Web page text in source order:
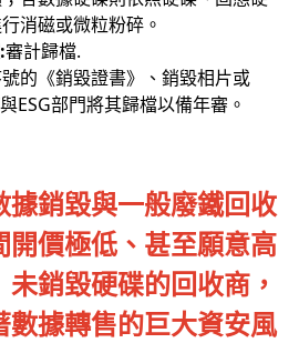
消磁或微粒粉碎。
審計歸檔.
的《銷毀證書》、銷毀相片或
ESG部門將其歸檔以備年審。
據銷毀與一般廢鐵回收
開價極低、甚至願意高
銷毀硬碟的回收商，
數據轉售的巨大資安風